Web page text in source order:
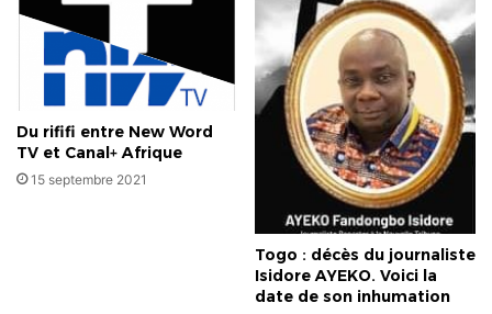
Du rififi entre New Word
TV et Canal+ Afrique
15 septembre 2021
Togo : décès du journaliste
Isidore AYEKO. Voici la
date de son inhumation